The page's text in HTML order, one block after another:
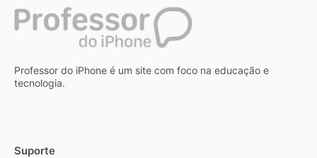
Professor do iPhone é um site com foco na educação e
tecnologia.
Suporte